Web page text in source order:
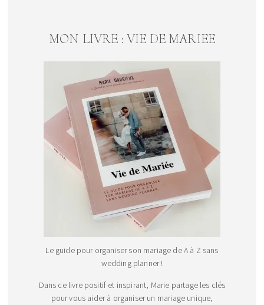
MON LIVRE : VIE DE MARIEE
Le guide pour organiser son mariage de A à Z sans
wedding planner !
Dans ce livre positif et inspirant, Marie partage les clés
pour vous aider à organiser un mariage unique,